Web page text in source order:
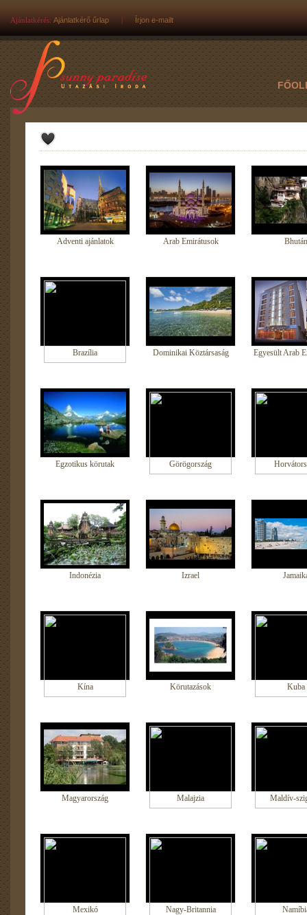
Ajánlatkérés: Ajánlatkérő űrlap | Írjon e-mailt
Adventi ajánlatok Arab Emirátusok Bhután
Brazília Dominikai Köztársaság Egyesült Arab
Egzotikus körutak Görögország
Indonézia Izrael
Kína Körutazások Kuba
Magyarország Malajzia Maldív-
Mexikó Nagy-Britannia